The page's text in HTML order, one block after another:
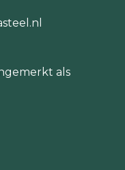
als